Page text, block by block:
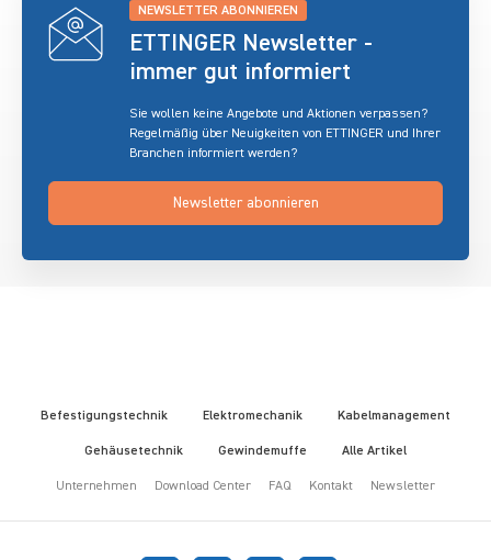
NEWSLETTER ABONNIEREN
ETTINGER Newsletter -
immer gut informiert
Sie wollen keine Angebote und Aktionen verpassen?
Regelmäßig über Neuigkeiten von ETTINGER und Ihrer
Branchen informiert werden?
Newsletter abonnieren
Befestigungstechnik Elektromechanik Kabelmanagement
Gehäusetechnik Gewindemuffe Alle Artikel
Unternehmen Download Center FAQ Kontakt Newsletter